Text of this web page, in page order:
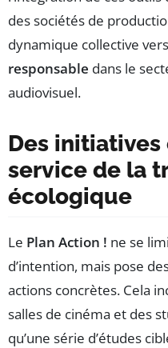
des sociétés de
dynamique collective
responsable dans le
audiovisuel.
Des
service de la
écologique
Le Plan Action ! ne se
d’intention, mais pose
actions concrètes. Cela
salles de cinéma et des
qu’une série d’études